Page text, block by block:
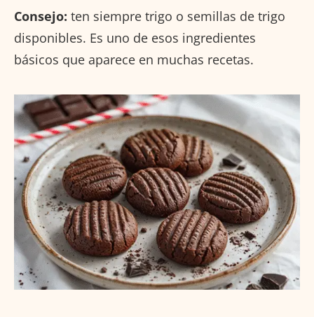
Consejo: ten siempre trigo o semillas de trigo
disponibles. Es uno de esos ingredientes
básicos que aparece en muchas recetas.